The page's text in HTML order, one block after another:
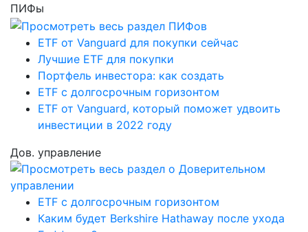
ПИФы
ETF от Vanguard для покупки сейчас
Лучшие ETF для покупки
Портфель инвестора: как создать
ETF с долгосрочным горизонтом
ETF от Vanguard, который поможет удвоить
инвестиции в 2022 году
Дов. управление
ETF с долгосрочным горизонтом
Каким будет Berkshire Hathaway после ухода